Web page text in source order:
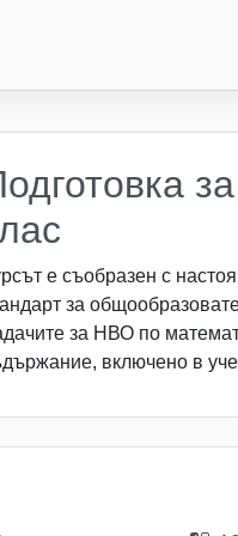
е съобразен с
за
за НВО по
включено в